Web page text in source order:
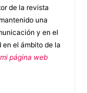
de la revista
una
y en el
el ámbito de la
página web